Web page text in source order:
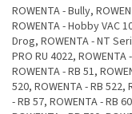
ROWENTA - Bully,
ROWENTA - Hobby VAC
Drog, ROWENTA - NT
PRO RU 4022, ROWENTA
ROWENTA - RB 51,
520, ROWENTA - RB 522,
- RB 57, ROWENTA - RB